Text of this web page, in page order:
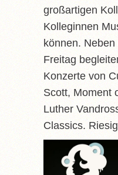
großartigen
Kolleginnen
können.
Freitag
Konzerte von
Scott, Moment
Luther
Classics.